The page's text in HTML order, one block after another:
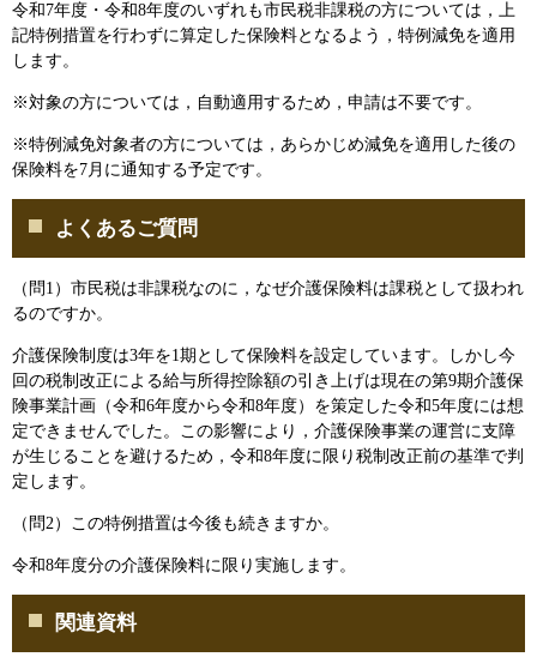
令和7年度・令和8年度のいずれも市民税非課税の方については，上
記特例措置を行わずに算定した保険料となるよう，特例減免を適用
します。
※対象の方については，自動適用するため，申請は不要です。
※特例減免対象者の方については，あらかじめ減免を適用した後の
保険料を7月に通知する予定です。
よくあるご質問
（問1）市民税は非課税なのに，なぜ介護保険料は課税として扱われ
るのですか。
介護保険制度は3年を1期として保険料を設定しています。しかし今
回の税制改正による給与所得控除額の引き上げは現在の第9期介護保
険事業計画（令和6年度から令和8年度）を策定した令和5年度には想
定できませんでした。この影響により，介護保険事業の運営に支障
が生じることを避けるため，令和8年度に限り税制改正前の基準で判
定します。
（問2）この特例措置は今後も続きますか。
令和8年度分の介護保険料に限り実施します。
関連資料